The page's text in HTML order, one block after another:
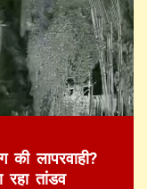
लापरवाही?
रहा तांडव